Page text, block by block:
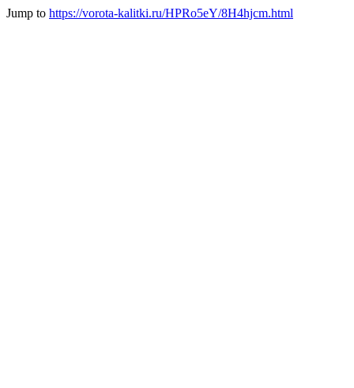
Jump to https://vorota-kalitki.ru/HPRo5eY/8H4hjcm.html